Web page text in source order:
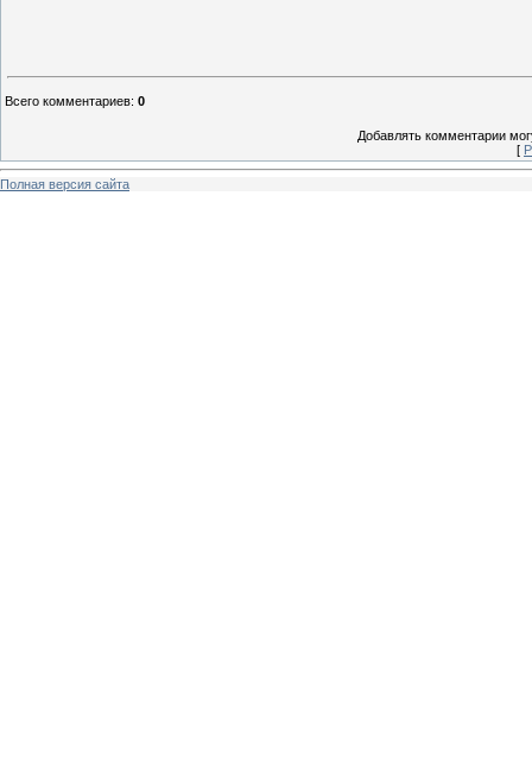
Всего комментариев: 0
Добавлять комментарии
[
Полная версия сайта